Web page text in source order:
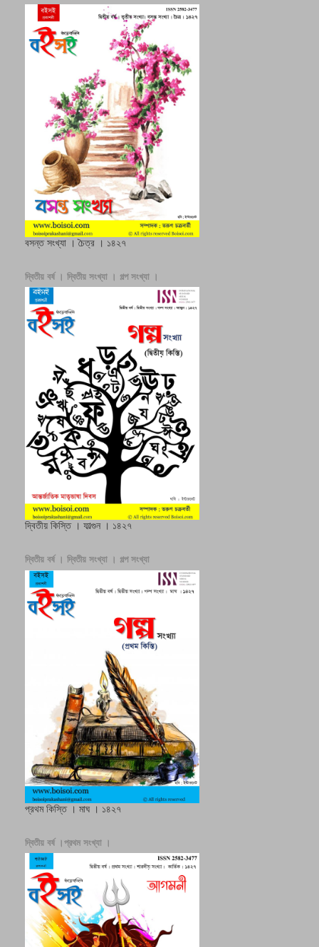
বসন্ত সংখ্যা । চৈত্র । ১৪২৭
দ্বিতীয় বর্ষ । দ্বিতীয় সংখ্যা । গল্প সংখ্যা ।
দ্বিতীয় কিস্তি । ফাল্গুন । ১৪২৭
দ্বিতীয় বর্ষ । দ্বিতীয় সংখ্যা । গল্প সংখ্যা
প্রথম কিস্তি । মাঘ । ১৪২৭
দ্বিতীয় বর্ষ ।প্রথম সংখ্যা ।